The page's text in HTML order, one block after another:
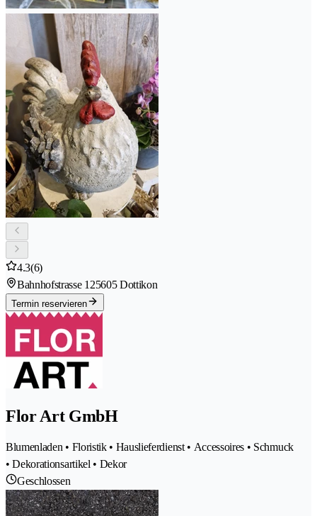
4.3(6)
Bahnhofstrasse 125605 Dottikon
Termin reservieren
Flor Art GmbH
Blumenladen • Floristik • Hauslieferdienst • Accessoires • Schmuck
• Dekorationsartikel • Dekor
Geschlossen